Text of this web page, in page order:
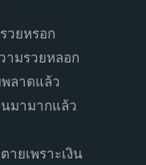
วยหรอก
มรวยหลอก
พลาดแล้ว
มามากแล้ว
ยเพราะเงิน